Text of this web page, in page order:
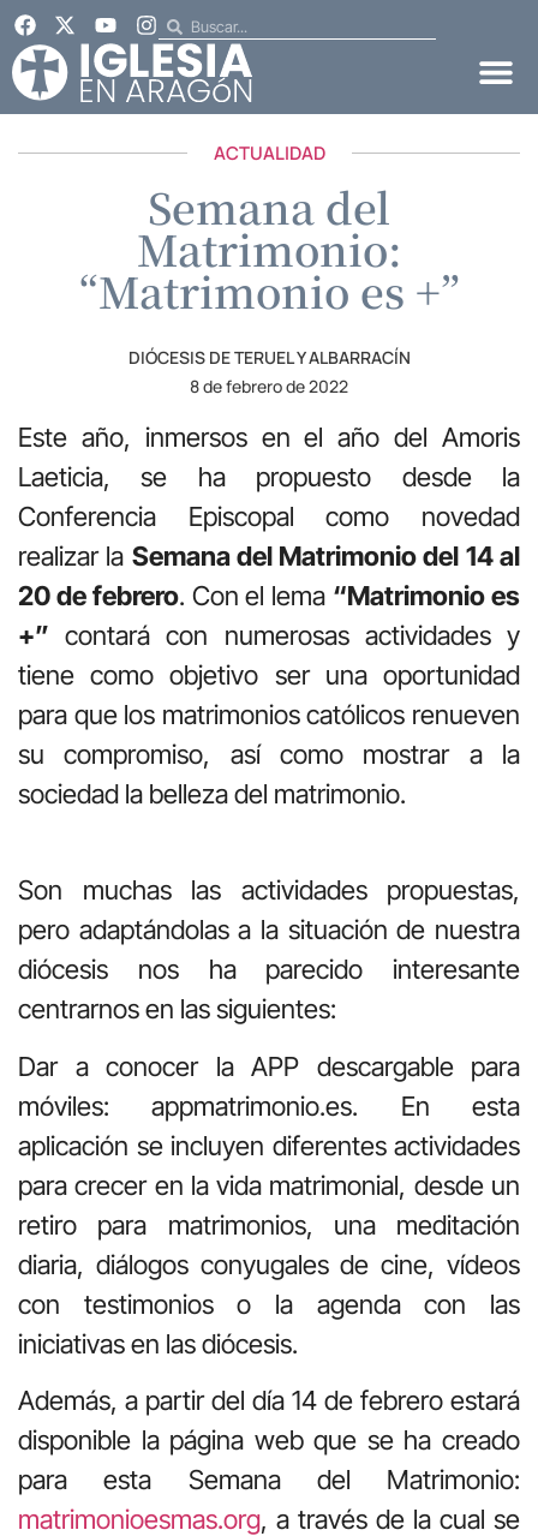
ACTUALIDAD
Semana del
Matrimonio:
“Matrimonio es +”
DIÓCESIS DE TERUEL Y ALBARRACÍN
8 de febrero de 2022
Este año, inmersos en el año del Amoris
Laeticia, se ha propuesto desde la
Conferencia Episcopal como novedad
realizar la Semana del Matrimonio del 14 al
20 de febrero. Con el lema “Matrimonio es
+” contará con numerosas actividades y
tiene como objetivo ser una oportunidad
para que los matrimonios católicos renueven
su compromiso, así como mostrar a la
sociedad la belleza del matrimonio.
Son muchas las actividades propuestas,
pero adaptándolas a la situación de nuestra
diócesis nos ha parecido interesante
centrarnos en las siguientes:
Dar a conocer la APP descargable para
móviles: appmatrimonio.es. En esta
aplicación se incluyen diferentes actividades
para crecer en la vida matrimonial, desde un
retiro para matrimonios, una meditación
diaria, diálogos conyugales de cine, vídeos
con testimonios o la agenda con las
iniciativas en las diócesis.
Además, a partir del día 14 de febrero estará
disponible la página web que se ha creado
para esta Semana del Matrimonio:
matrimonioesmas.org, a través de la cual se